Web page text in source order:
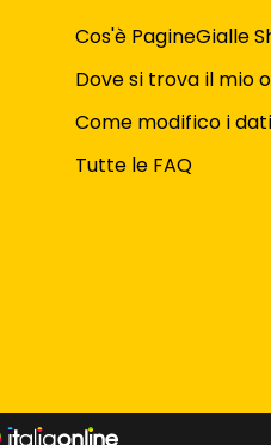
Cos'è PagineGialle
Dove si trova il mio
Come modifico i
Tutte le FAQ